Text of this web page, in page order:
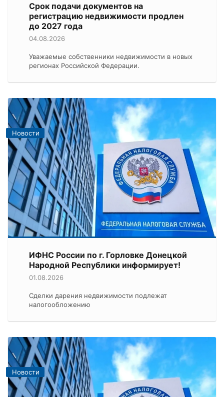
Срок подачи документов на
регистрацию недвижимости продлен
до 2027 года
04.08.2026
Уважаемые собственники недвижимости в новых
регионах Российской Федерации.
Новости
ИФНС России по г. Горловке Донецкой
Народной Республики информирует!
01.08.2026
Сделки дарения недвижимости подлежат
налогообложению
Новости